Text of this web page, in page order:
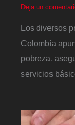
Deja un
Los diversos
Colombia
pobreza,
servicios